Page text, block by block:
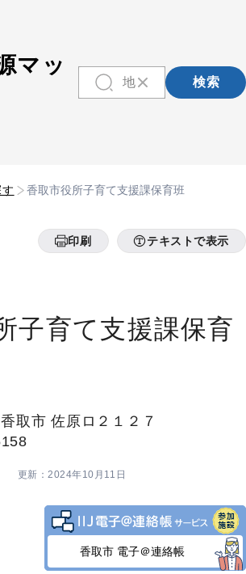
マッ
検索
香取市役所子育て支援課保育班
印刷 テキストで表示
子育て支援課保育
香取市 佐原ロ２１２７
更新：2024年10月11日
香取市 電子＠連絡帳